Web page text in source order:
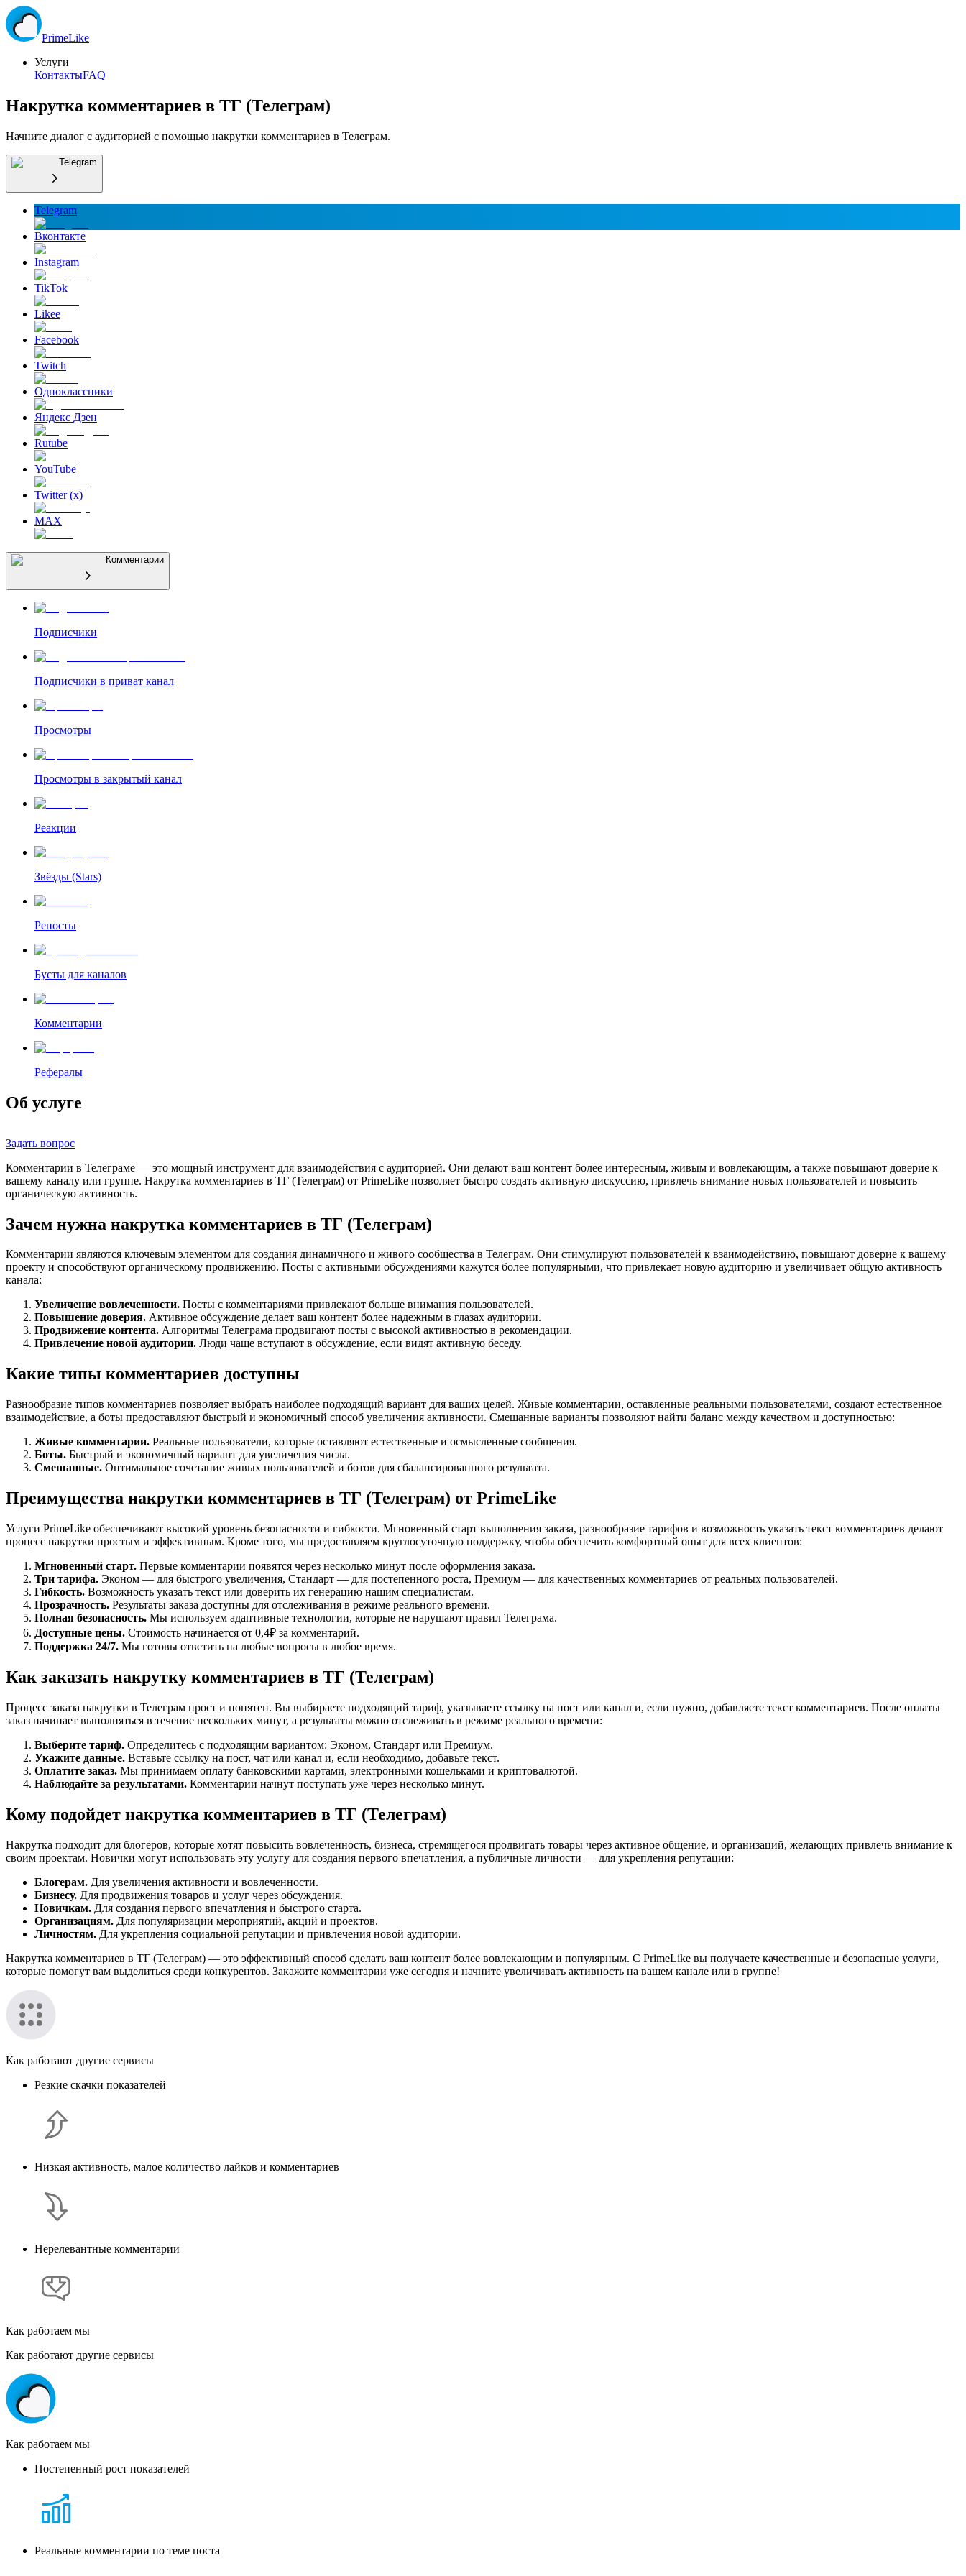
PrimeLike
Услуги
КонтактыFAQ
Накрутка комментариев в ТГ (Телеграм)
Начните диалог с аудиторией с помощью накрутки комментариев в Телеграм.
Telegram
Telegram
Вконтакте
Instagram
TikTok
Likee
Facebook
Twitch
Одноклассники
Яндекс Дзен
Rutube
YouTube
Twitter (x)
MAX
Комментарии
Подписчики
Подписчики в приват канал
Просмотры
Просмотры в закрытый канал
Реакции
Звёзды (Stars)
Репосты
Бусты для каналов
Комментарии
Рефералы
Об услуге
Задать вопрос
Комментарии в Телеграме — это мощный инструмент для взаимодействия с аудиторией. Они делают ваш контент более интересным, живым и вовлекающим, а также повышают доверие к
вашему каналу или группе. Накрутка комментариев в ТГ (Телеграм) от PrimeLike позволяет быстро создать активную дискуссию, привлечь внимание новых пользователей и повысить
органическую активность.
Зачем нужна накрутка комментариев в ТГ (Телеграм)
Комментарии являются ключевым элементом для создания динамичного и живого сообщества в Телеграм. Они стимулируют пользователей к взаимодействию, повышают доверие к вашему
проекту и способствуют органическому продвижению. Посты с активными обсуждениями кажутся более популярными, что привлекает новую аудиторию и увеличивает общую активность
канала:
Увеличение вовлеченности. Посты с комментариями привлекают больше внимания пользователей.
Повышение доверия. Активное обсуждение делает ваш контент более надежным в глазах аудитории.
Продвижение контента. Алгоритмы Телеграма продвигают посты с высокой активностью в рекомендации.
Привлечение новой аудитории. Люди чаще вступают в обсуждение, если видят активную беседу.
Какие типы комментариев доступны
Разнообразие типов комментариев позволяет выбрать наиболее подходящий вариант для ваших целей. Живые комментарии, оставленные реальными пользователями, создают естественное
взаимодействие, а боты предоставляют быстрый и экономичный способ увеличения активности. Смешанные варианты позволяют найти баланс между качеством и доступностью:
Живые комментарии. Реальные пользователи, которые оставляют естественные и осмысленные сообщения.
Боты. Быстрый и экономичный вариант для увеличения числа.
Смешанные. Оптимальное сочетание живых пользователей и ботов для сбалансированного результата.
Преимущества накрутки комментариев в ТГ (Телеграм) от PrimeLike
Услуги PrimeLike обеспечивают высокий уровень безопасности и гибкости. Мгновенный старт выполнения заказа, разнообразие тарифов и возможность указать текст комментариев делают
процесс накрутки простым и эффективным. Кроме того, мы предоставляем круглосуточную поддержку, чтобы обеспечить комфортный опыт для всех клиентов:
Мгновенный старт. Первые комментарии появятся через несколько минут после оформления заказа.
Три тарифа. Эконом — для быстрого увеличения, Стандарт — для постепенного роста, Премиум — для качественных комментариев от реальных пользователей.
Гибкость. Возможность указать текст или доверить их генерацию нашим специалистам.
Прозрачность. Результаты заказа доступны для отслеживания в режиме реального времени.
Полная безопасность. Мы используем адаптивные технологии, которые не нарушают правил Телеграма.
Доступные цены. Стоимость начинается от 0,4₽ за комментарий.
Поддержка 24/7. Мы готовы ответить на любые вопросы в любое время.
Как заказать накрутку комментариев в ТГ (Телеграм)
Процесс заказа накрутки в Телеграм прост и понятен. Вы выбираете подходящий тариф, указываете ссылку на пост или канал и, если нужно, добавляете текст комментариев. После оплаты
заказ начинает выполняться в течение нескольких минут, а результаты можно отслеживать в режиме реального времени:
Выберите тариф. Определитесь с подходящим вариантом: Эконом, Стандарт или Премиум.
Укажите данные. Вставьте ссылку на пост, чат или канал и, если необходимо, добавьте текст.
Оплатите заказ. Мы принимаем оплату банковскими картами, электронными кошельками и криптовалютой.
Наблюдайте за результатами. Комментарии начнут поступать уже через несколько минут.
Кому подойдет накрутка комментариев в ТГ (Телеграм)
Накрутка подходит для блогеров, которые хотят повысить вовлеченность, бизнеса, стремящегося продвигать товары через активное общение, и организаций, желающих привлечь внимание к
своим проектам. Новички могут использовать эту услугу для создания первого впечатления, а публичные личности — для укрепления репутации:
Блогерам. Для увеличения активности и вовлеченности.
Бизнесу. Для продвижения товаров и услуг через обсуждения.
Новичкам. Для создания первого впечатления и быстрого старта.
Организациям. Для популяризации мероприятий, акций и проектов.
Личностям. Для укрепления социальной репутации и привлечения новой аудитории.
Накрутка комментариев в ТГ (Телеграм) — это эффективный способ сделать ваш контент более вовлекающим и популярным. С PrimeLike вы получаете качественные и безопасные услуги,
которые помогут вам выделиться среди конкурентов. Закажите комментарии уже сегодня и начните увеличивать активность на вашем канале или в группе!
Как работают другие сервисы
Резкие скачки показателей
Низкая активность, малое количество лайков и комментариев
Нерелевантные комментарии
Как работаем мы
Как работают другие сервисы
Как работаем мы
Постепенный рост показателей
Реальные комментарии по теме поста